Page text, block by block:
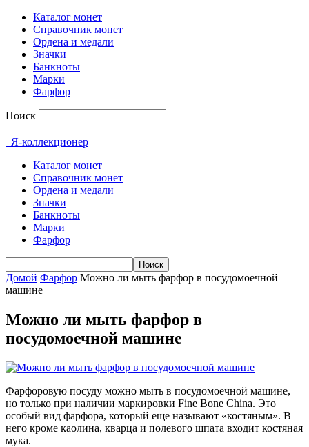
Каталог монет
Справочник монет
Ордена и медали
Значки
Банкноты
Марки
Фарфор
Поиск
Я-коллекционер
Каталог монет
Справочник монет
Ордена и медали
Значки
Банкноты
Марки
Фарфор
Домой Фарфор Можно ли мыть фарфор в посудомоечной
машине
Можно ли мыть фарфор в
посудомоечной машине
Фарфоровую посуду можно мыть в посудомоечной машине,
но только при наличии маркировки Fine Bone China. Это
особый вид фарфора, который еще называют «костяным». В
него кроме каолина, кварца и полевого шпата входит костяная
мука.